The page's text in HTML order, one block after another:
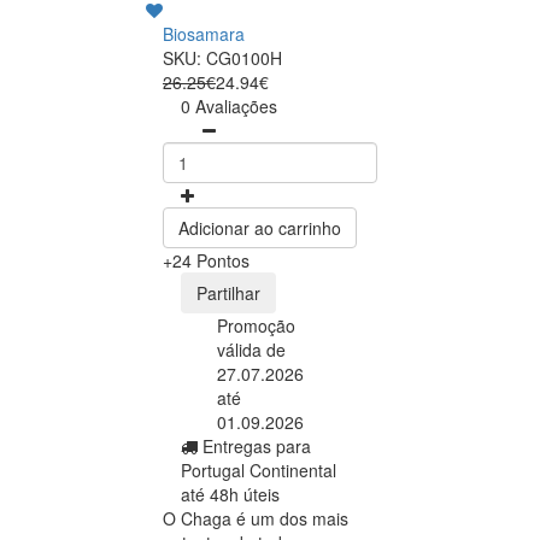
Biosamara
SKU: CG0100H
26.25€24.94€
0 Avaliações
Adicionar ao carrinho
+24 Pontos
Partilhar
Promoção
válida de
27.07.2026
até
01.09.2026
Entregas para
Portugal Continental
até 48h úteis
O Chaga é um dos mais